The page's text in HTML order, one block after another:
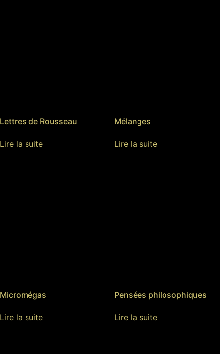
Lettres de Rousseau
Lire la suite
Mélanges
Lire la suite
Micromégas
Lire la suite
Pensées philosophiques
Lire la suite